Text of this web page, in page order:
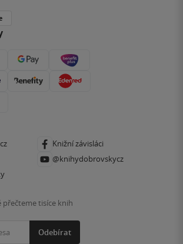
Knižní závisláci
@knihydobrovskycz
přečteme tisíce knih
Odebírat